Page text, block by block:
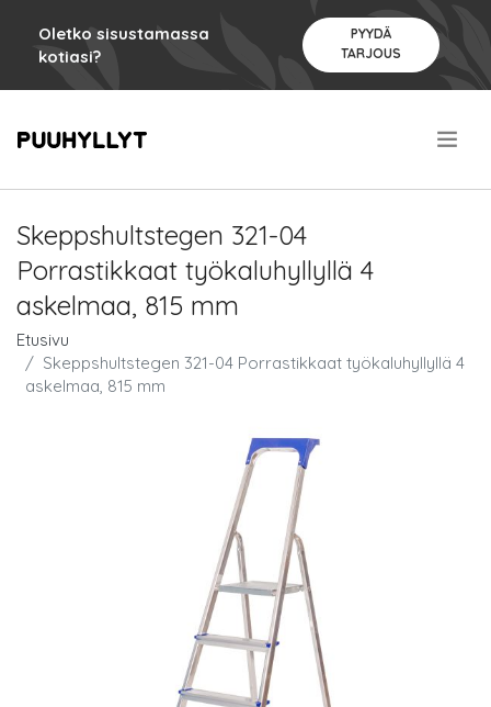
Oletko sisustamassa
kotiasi?
PYYDÄ
TARJOUS
Skeppshultstegen 321-04
Porrastikkaat työkaluhyllyllä 4
askelmaa, 815 mm
Etusivu
Skeppshultstegen 321-04 Porrastikkaat työkaluhyllyllä 4
askelmaa, 815 mm